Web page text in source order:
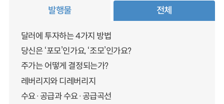
발행물 전체
달러에 투자하는 4가지 방법
당신은 ‘포모’인가요, ‘조모’인가요?
주가는 어떻게 결정되는가?
레버리지와 디레버리지
수요·공급과 수요·공급곡선